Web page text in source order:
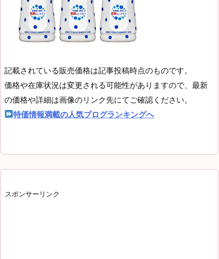
記載されている販売価格は記事投稿時点のものです。
価格や在庫状況は変更される可能性がありますので、最新
の価格や詳細は画像のリンク先にてご確認ください。
特価情報満載の人気ブログランキングへ
スポンサーリンク